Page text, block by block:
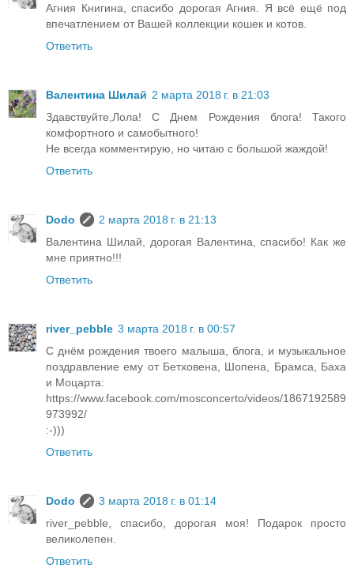
Агния Книгина, спасибо дорогая Агния. Я всё ещё под
впечатлением от Вашей коллекции кошек и котов.
Ответить
Валентина Шилай 2 марта 2018 г. в 21:03
Здавствуйте,Лола! С Днем Рождения блога! Такого
комфортного и самобытного!
Не всегда комментирую, но читаю с большой жаждой!
Ответить
Dodo
2 марта 2018 г. в 21:13
Валентина Шилай, дорогая Валентина, спасибо! Как же
мне приятно!!!
Ответить
river_pebble 3 марта 2018 г. в 00:57
С днём рождения твоего малыша, блога, и музыкальное
поздравление ему от Бетховена, Шопена, Брамса, Баха
и Моцарта:
https://www.facebook.com/mosconcerto/videos/1867192589
973992/
:-)))
Ответить
Dodo
3 марта 2018 г. в 01:14
river_pebble, спасибо, дорогая моя! Подарок просто
великолепен.
Ответить